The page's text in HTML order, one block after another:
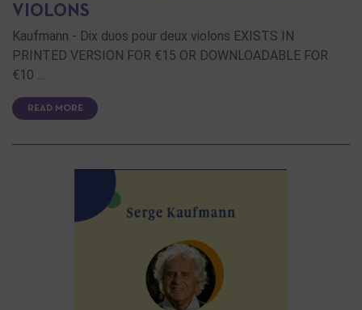
VIOLONS
Kaufmann - Dix duos pour deux violons EXISTS IN
PRINTED VERSION FOR €15 OR DOWNLOADABLE FOR
€10 …
READ MORE